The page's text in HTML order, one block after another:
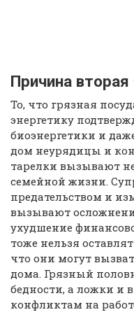
Причина
То, что грязная
энергетику
биоэнергетики и
дом неурядицы и
тарелки вызывают
семейной жизни.
предательством и
вызывают
ухудшение
тоже нельзя
что они могут
дома. Грязный
бедности, а ложки и
конфликтам на